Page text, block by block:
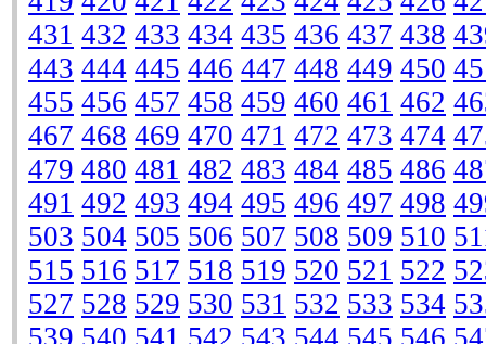
431 432 433 434 435 436 437 438
443 444 445 446 447 448 449 450
455 456 457 458 459 460 461 462
467 468 469 470 471 472 473 474
479 480 481 482 483 484 485 486
491 492 493 494 495 496 497 498
503 504 505 506 507 508 509 510
515 516 517 518 519 520 521 522
527 528 529 530 531 532 533 534
539 540 541 542 543 544 545 546